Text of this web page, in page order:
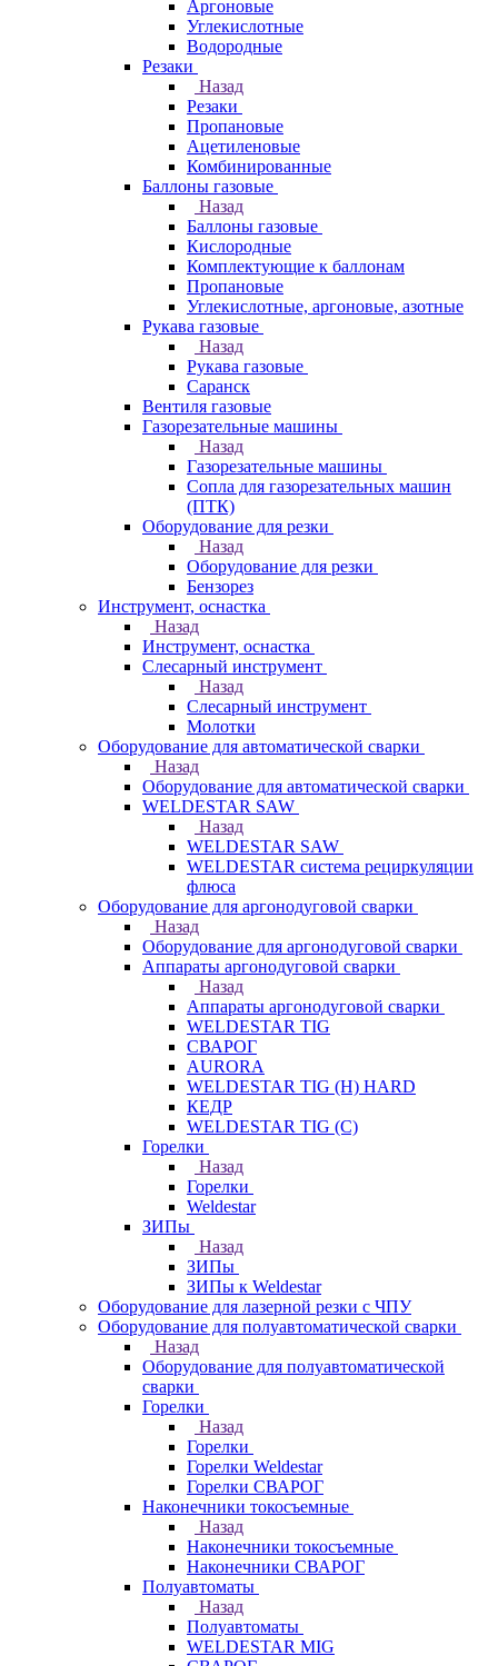
Аргоновые
Углекислотные
Водородные
Резаки
Назад
Резаки
Пропановые
Ацетиленовые
Комбинированные
Баллоны газовые
Назад
Баллоны газовые
Кислородные
Комплектующие к баллонам
Пропановые
Углекислотные, аргоновые, азотные
Рукава газовые
Назад
Рукава газовые
Саранск
Вентиля газовые
Газорезательные машины
Назад
Газорезательные машины
Сопла для газорезательных машин
(ПТК)
Оборудование для резки
Назад
Оборудование для резки
Бензорез
Инструмент, оснастка
Назад
Инструмент, оснастка
Слесарный инструмент
Назад
Слесарный инструмент
Молотки
Оборудование для автоматической сварки
Назад
Оборудование для автоматической сварки
WELDESTAR SAW
Назад
WELDESTAR SAW
WELDESTAR система рециркуляции
флюса
Оборудование для аргонодуговой сварки
Назад
Оборудование для аргонодуговой сварки
Аппараты аргонодуговой сварки
Назад
Аппараты аргонодуговой сварки
WELDESTAR TIG
СВАРОГ
AURORA
WELDESTAR TIG (H) HARD
КЕДР
WELDESTAR TIG (С)
Горелки
Назад
Горелки
Weldestar
ЗИПы
Назад
ЗИПы
ЗИПы к Weldestar
Оборудование для лазерной резки с ЧПУ
Оборудование для полуавтоматической сварки
Назад
Оборудование для полуавтоматической
сварки
Горелки
Назад
Горелки
Горелки Weldestar
Горелки СВАРОГ
Наконечники токосъемные
Назад
Наконечники токосъемные
Наконечники СВАРОГ
Полуавтоматы
Назад
Полуавтоматы
WELDESTAR MIG